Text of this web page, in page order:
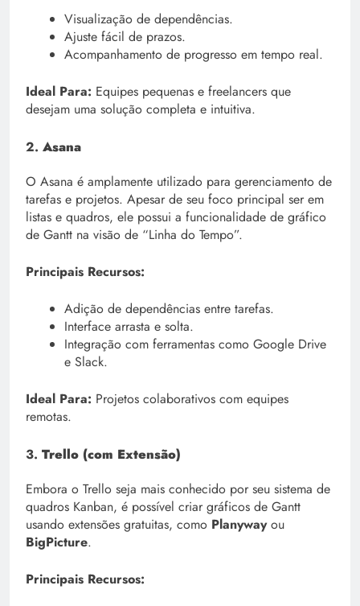
Visualização de dependências.
Ajuste fácil de prazos.
Acompanhamento de progresso em tempo real.
Ideal Para: Equipes pequenas e freelancers que
desejam uma solução completa e intuitiva.
2. Asana
O Asana é amplamente utilizado para gerenciamento de
tarefas e projetos. Apesar de seu foco principal ser em
listas e quadros, ele possui a funcionalidade de gráfico
de Gantt na visão de “Linha do Tempo”.
Principais Recursos:
Adição de dependências entre tarefas.
Interface arrasta e solta.
Integração com ferramentas como Google Drive
e Slack.
Ideal Para: Projetos colaborativos com equipes
remotas.
3. Trello (com Extensão)
Embora o Trello seja mais conhecido por seu sistema de
quadros Kanban, é possível criar gráficos de Gantt
usando extensões gratuitas, como Planywayou
BigPicture.
Principais Recursos: